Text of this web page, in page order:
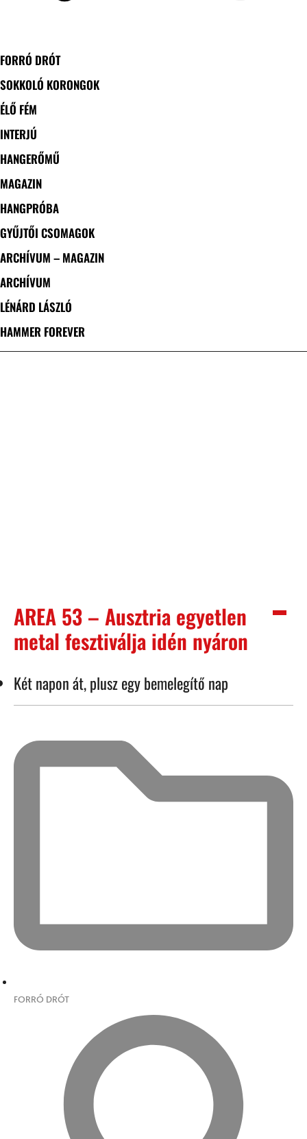
FORRÓ DRÓT
SOKKOLÓ KORONGOK
ÉLŐ FÉM
INTERJÚ
HANGERŐMŰ
MAGAZIN
HANGPRÓBA
GYŰJTŐI CSOMAGOK
ARCHÍVUM – MAGAZIN
ARCHÍVUM
LÉNÁRD LÁSZLÓ
HAMMER FOREVER
AREA 53 – Ausztria egyetlen
metal fesztiválja idén nyáron
Két napon át, plusz egy bemelegítő nap
FORRÓ DRÓT